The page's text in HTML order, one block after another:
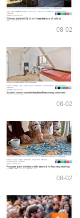
08-02
08-02
08-02